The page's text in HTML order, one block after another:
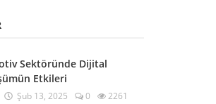
Sektöründe Dijital
Etkileri
Şub 13, 2025 0 2261